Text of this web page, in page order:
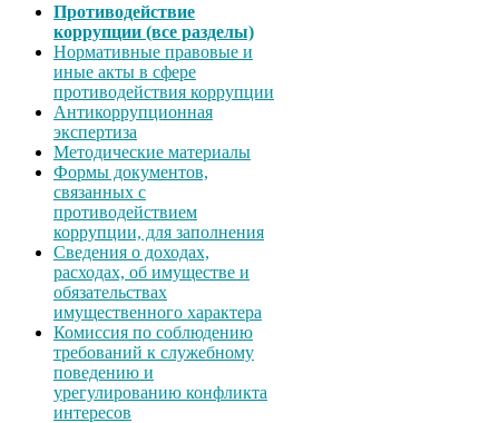
Противодействие
коррупции (все разделы)
Нормативные правовые и
иные акты в сфере
противодействия коррупции
Антикоррупционная
экспертиза
Методические материалы
Формы документов,
связанных с
противодействием
коррупции, для заполнения
Сведения о доходах,
расходах, об имуществе и
обязательствах
имущественного характера
Комиссия по соблюдению
требований к служебному
поведению и
урегулированию конфликта
интересов